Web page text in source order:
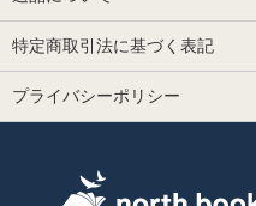
特定商取引法に基づく表記
プライバシーポリシー